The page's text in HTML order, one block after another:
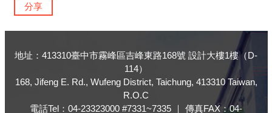
分享
地址：413310臺中市霧峰區吉峰東路168號 設計大樓1樓（D-
114）
168, Jifeng E. Rd., Wufeng District, Taichung, 413310 Taiwan,
R.O.C
電話Tel：04-23323000 #7331~7335 ｜ 傳真FAX：04-